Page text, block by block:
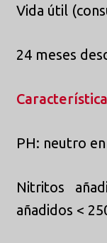
Vida útil
24 meses
PH: neutro
Nitritos
añadidos <